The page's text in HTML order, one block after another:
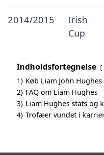
2014/2015
Irish
Cup
Indholdsfortegnelse
1) Køb Liam John
2) FAQ om Liam Hughes
3) Liam Hughes stats og
4) Trofæer vundet i